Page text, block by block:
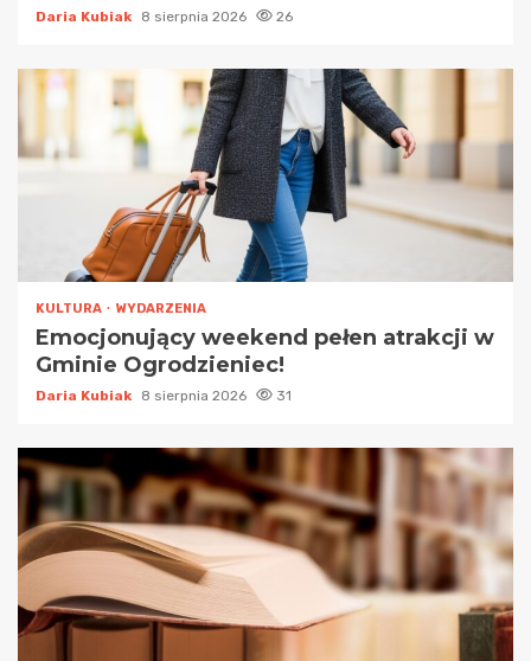
Daria Kubiak 8 sierpnia 2026 26
KULTURA WYDARZENIA
Emocjonujący weekend pełen atrakcji w
Gminie Ogrodzieniec!
Daria Kubiak 8 sierpnia 2026 31